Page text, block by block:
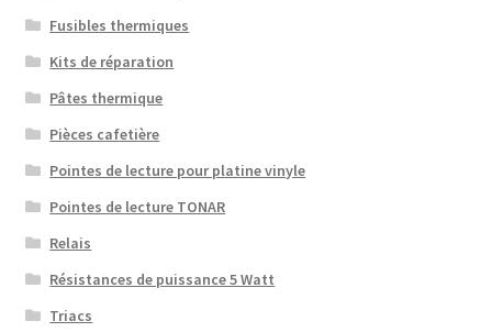
Fusibles thermiques
Kits de réparation
Pâtes thermique
Pièces cafetière
Pointes de lecture pour platine vinyle
Pointes de lecture TONAR
Relais
Résistances de puissance 5 Watt
Triacs